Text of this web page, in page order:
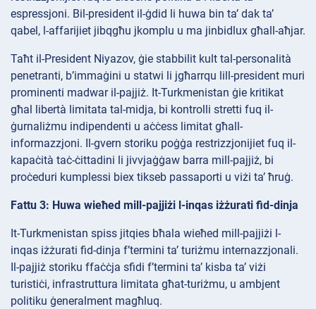
espressjoni. Bil-president il-ġdid li huwa bin ta’ dak ta’
qabel, l-affarijiet jibqgħu jkomplu u ma jinbidlux għall-aħjar.
Taħt il-President Niyazov, ġie stabbilit kult tal-personalità
penetranti, b’immaġini u statwi li jgħarrqu lill-president muri
prominenti madwar il-pajjiż. It-Turkmenistan ġie kritikat
għal libertà limitata tal-midja, bi kontrolli stretti fuq il-
ġurnaliżmu indipendenti u aċċess limitat għall-
informazzjoni. Il-gvern storiku poġġa restrizzjonijiet fuq il-
kapaċità taċ-ċittadini li jivvjaġġaw barra mill-pajjiż, bi
proċeduri kumplessi biex tikseb passaporti u viżi ta’ ħruġ.
Fattu 3: Huwa wieħed mill-pajjiżi l-inqas iżżurati fid-dinja
It-Turkmenistan spiss jitqies bħala wieħed mill-pajjiżi l-
inqas iżżurati fid-dinja f’termini ta’ turiżmu internazzjonali.
Il-pajjiż storiku ffaċċja sfidi f’termini ta’ kisba ta’ viżi
turistiċi, infrastruttura limitata għat-turiżmu, u ambjent
politiku ġeneralment magħluq.